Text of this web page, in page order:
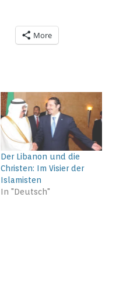
More
Der Libanon und die
Christen: Im Visier der
Islamisten
In "Deutsch"